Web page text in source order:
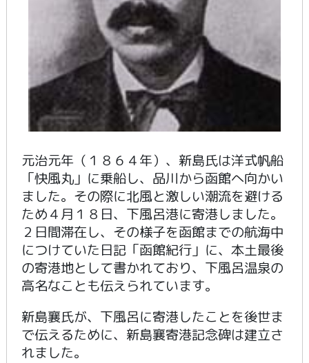
元治元年（１８６４年）、新島氏は洋式帆船
「快風丸」に乗船し、品川から函館へ向かい
ました。その際に北風と激しい潮流を避ける
ため４月１８日、下風呂港に寄港しました。
２日間滞在し、その様子を函館までの航海中
につけていた日記「函館紀行」に、本土最後
の寄港地として書かれており、下風呂温泉の
高名なことも伝えられています。
新島襄氏が、下風呂に寄港したことを後世ま
で伝えるために、新島襄寄港記念碑は建立さ
れました。